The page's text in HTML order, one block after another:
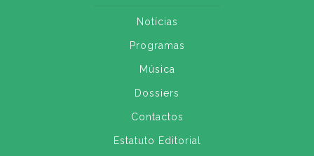
Notícias
Programas
Música
Dossiers
Contactos
Estatuto Editorial